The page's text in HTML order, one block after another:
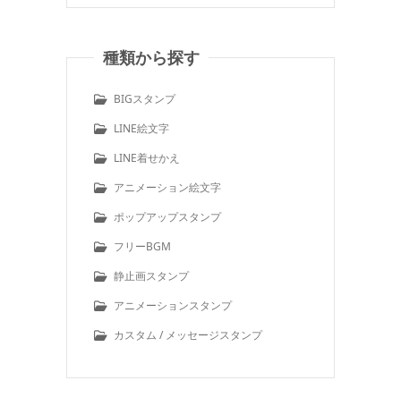
種類から探す
BIGスタンプ
LINE絵文字
LINE着せかえ
アニメーション絵文字
ポップアップスタンプ
フリーBGM
静止画スタンプ
アニメーションスタンプ
カスタム / メッセージスタンプ